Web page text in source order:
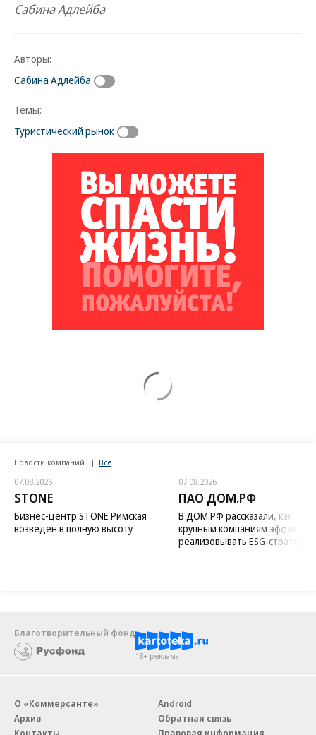
Сабина Адлейба
Авторы:
Сабина Адлейба
Темы:
Туристический рынок
Новости компаний Все
07.08.2026
STONE
Бизнес-центр STONE Римская
возведен в полную высоту
07.08.2026
ПАО ДОМ.РФ
В ДОМ.РФ рассказали, как
крупным компаниям
реализовывать ESG-стратегию
Благотворительный фонд
18+ реклама
О «Коммерсанте»
Архив
Android
Обратная связь